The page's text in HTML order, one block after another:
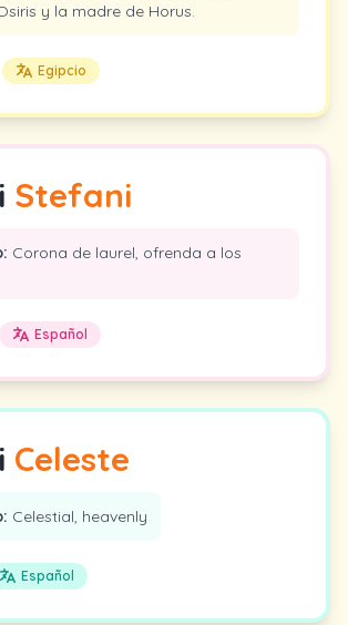
y la madre de Horus.
Egipcio
Stefani
Corona de laurel, ofrenda a los
Español
Celeste
Celestial, heavenly
Español